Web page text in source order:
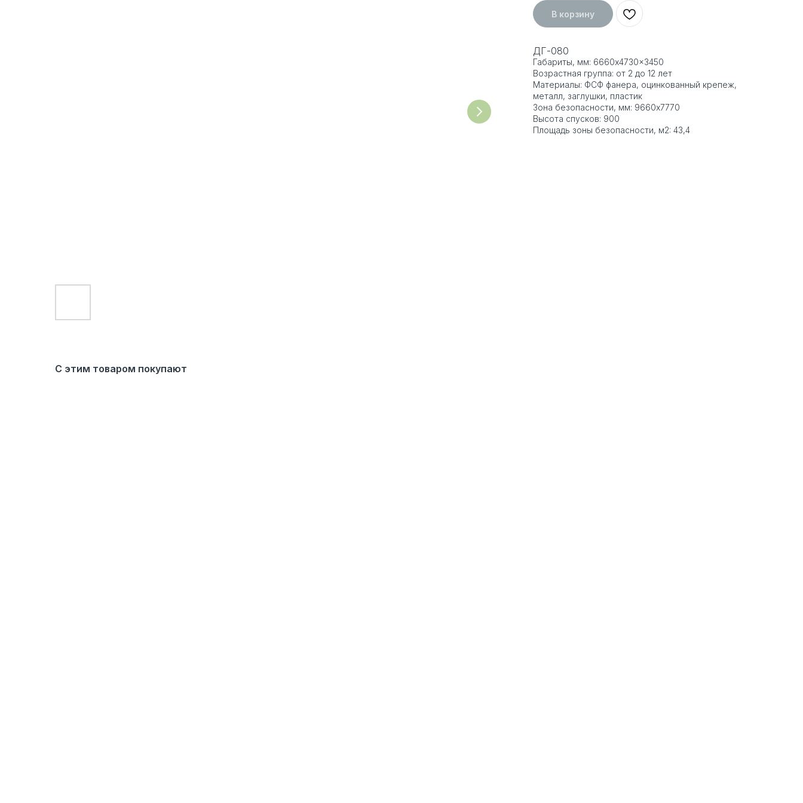
В корзину
ДГ-080
Габариты, мм: 6660x4730x3450
Возрастная группа: от 2 до 12 лет
Материалы: ФСФ фанера, оцинкованный крепеж,
металл, заглушки, пластик
Зона безопасности, мм: 9660x7770
Высота спусков: 900
Площадь зоны безопасности, м2: 43,4
С этим товаром покупают